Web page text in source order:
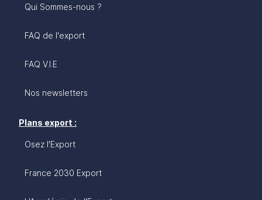
Qui Sommes-nous ?
FAQ de l'export
FAQ V.I.E
Nos newsletters
Plans export :
Osez l'Export
France 2030 Export